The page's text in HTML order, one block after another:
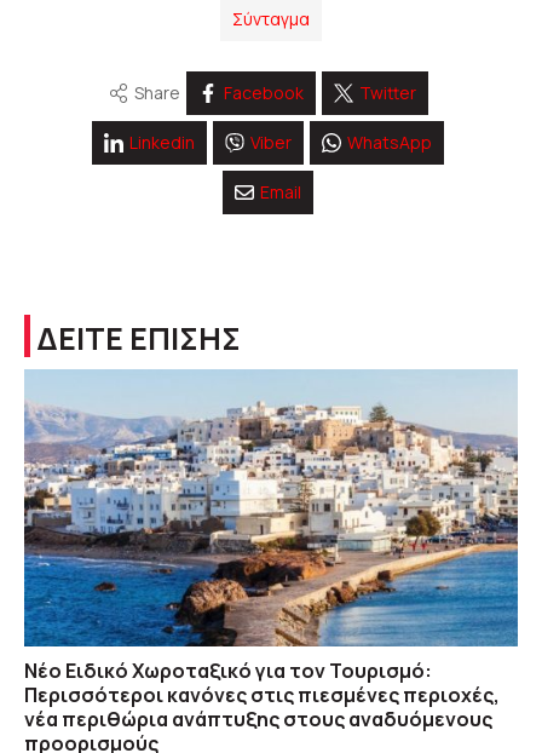
Σύνταγμα
Share Facebook Twitter
Linkedin Viber WhatsApp
Email
ΔΕΙΤΕ ΕΠΙΣΗΣ
Νέο Ειδικό Χωροταξικό για τον Τουρισμό:
Περισσότεροι κανόνες στις πιεσμένες περιοχές,
νέα περιθώρια ανάπτυξης στους αναδυόμενους
προορισμούς